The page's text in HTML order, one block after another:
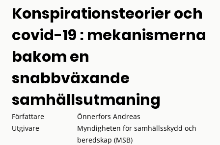
Konspirationsteorier och
covid-19 : mekanismerna
bakom en
snabbväxande
samhällsutmaning
Författare
Önnerfors Andreas
Utgivare
Myndigheten för samhällsskydd och
beredskap (MSB)